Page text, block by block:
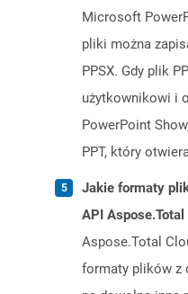
Microsoft
pliki można
PPSX. Gdy plik
użytkownikowi i
PowerPoint
PPT, który
Jakie formaty
API Aspose.Total
Aspose.Total
formaty plików z